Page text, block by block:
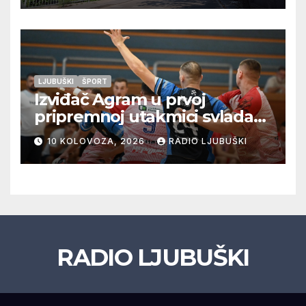
LJUBUŠKI ŠPORT
Izviđač Agram u prvoj
pripremnoj utakmici svladao
Metković Zalom 37:32
10 KOLOVOZA, 2026 RADIO LJUBUŠKI
RADIO LJUBUŠKI